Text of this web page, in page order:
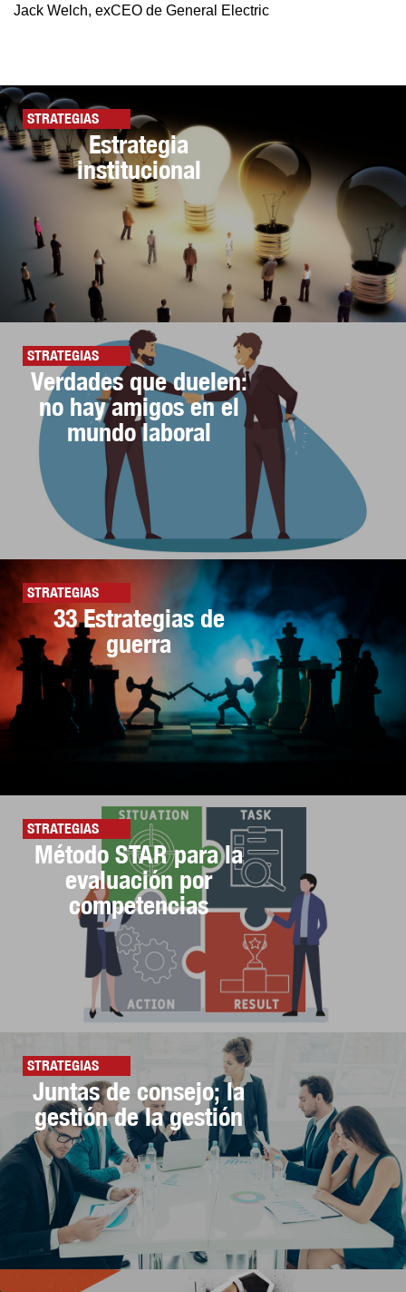
Jack Welch, exCEO de General Electric
STRATEGIAS
Estrategia
institucional
STRATEGIAS
Verdades que duelen:
no hay amigos en el
mundo laboral
STRATEGIAS
33 Estrategias de
guerra
STRATEGIAS
Método STAR para la
evaluación por
competencias
STRATEGIAS
Juntas de consejo; la
gestión de la gestión